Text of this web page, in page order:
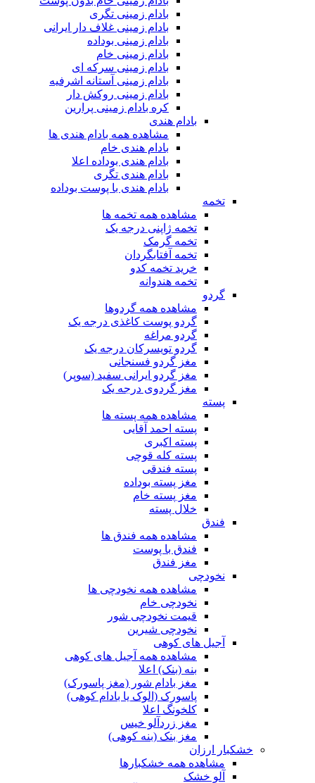
بادام زمینی تگری
بادام زمینی غلاف دار ایرانی
بادام زمینی بوداده
بادام زمینی خام
بادام زمینی سرکه ای
بادام زمینی آستانه اشرفیه
بادام زمینی روکش دار
کره بادام زمینی پرارین
بادام هندی
مشاهده همه بادام هندی ها
بادام هندی خام
بادام هندی بوداده اعلا
بادام هندی تگری
بادام هندی با پوست بوداده
تخمه
مشاهده همه تخمه ها
تخمه ژاپنی درجه یک
تخمه گرمک
تخمه آفتابگردان
خرید تخمه کدو
تخمه هندوانه
گردو
مشاهده همه گردوها
گردو پوست کاغذی درجه یک
گردو مراغه
گردو تویسرکان درجه یک
مغز گردو فسنجانی
مغز گردو ایرانی سفید (سوپر)
مغز گردوی درجه یک
پسته
مشاهده همه پسته ها
پسته احمد آقایی
پسته اکبری
پسته کله قوچی
پسته فندقی
مغز پسته بوداده
مغز پسته خام
خلال پسته
فندق
مشاهده همه فندق ها
فندق با پوست
مغز فندق
نخودچی
مشاهده همه نخودچی ها
نخودچی خام
قیمت نخودچی شور
نخودچی شیرین
آجیل های کوهی
مشاهده همه آجیل های کوهی
بنه (بنک) اعلا
مغز بادام شور (مغز پاسورک)
پاسورک (الوک یا بادام کوهی)
کلخونگ اعلا
مغز زردآلو خیس
مغز بنک (بنه کوهی)
خشکبار ارزان
مشاهده همه خشکبارها
آلو خشک